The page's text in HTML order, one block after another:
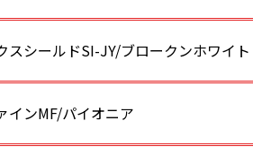
スシールドSI-JY/ブロークンホワイト
インMF/パイオニア